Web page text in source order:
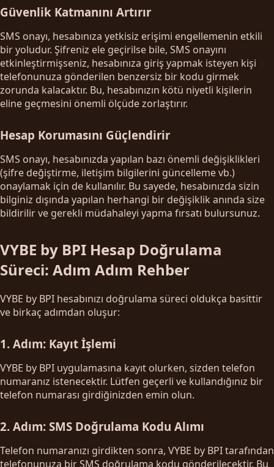
Güvenlik Katmanını Artırır
SMS onayı, hesabınıza yetkisiz erişimi engellemenin etkili
bir yoludur. Şifreniz ele geçirilse bile, SMS onayını
etkinleştirmişseniz, hesabınıza giriş yapmak isteyen kişi
telefonunuza gönderilen benzersiz bir kodu girmek
zorunda kalacaktır. Bu, hesabınızın kötü niyetli kişilerin
eline geçmesini önemli ölçüde zorlaştırır.
Hesap Korumasını Güçlendirir
SMS onayı, hesabınızda yapılan bazı önemli değişiklikleri
(şifre değiştirme, iletişim bilgilerini güncelleme vb.)
onaylamak için de kullanılır. Bu sayede, hesabınızda sizin
bilginiz dışında yapılan herhangi bir değişiklik anında size
bildirilir ve gerekli müdahaleyi yapma fırsatı bulursunuz.
VYBE by BPI Hesap Doğrulama
Süreci: Adım Adım Rehber
VYBE by BPI hesabınızı doğrulama süreci oldukça basittir
ve birkaç adımdan oluşur:
1. Adım: Kayıt İşlemi
VYBE by BPI uygulamasına kayıt olurken, sizden telefon
numaranız istenecektir. Lütfen geçerli ve kullandığınız bir
telefon numarası girdiğinizden emin olun.
2. Adım: SMS Doğrulama Kodu Alımı
Telefon numaranızı girdikten sonra, VYBE by BPI tarafından
telefonunuza bir SMS doğrulama kodu gönderilecektir. Bu